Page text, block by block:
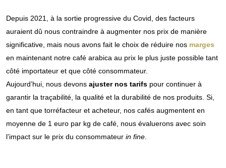
Depuis 2021, à la sortie progressive du Covid, des facteurs
auraient dû nous contraindre à augmenter nos prix de manière
significative, mais nous avons fait le choix de réduire nos marges
en maintenant notre café arabica au prix le plus juste possible tant
côté importateur et que côté consommateur.
Aujourd’hui, nous devons ajuster nos tarifs pour continuer à
garantir la traçabilité, la qualité et la durabilité de nos produits. Si,
en tant que torréfacteur et acheteur, nos cafés augmentent en
moyenne de 1 euro par kg de café, nous évaluerons avec soin
l’impact sur le prix du consommateur in fine